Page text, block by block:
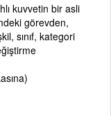
kuvvetin bir asli
görevden,
sınıf, kategori